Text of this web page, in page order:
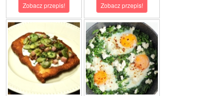
Zobacz przepis! Zobacz przepis!